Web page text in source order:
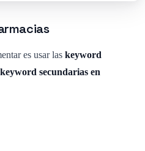
es usar las keyword
keyword secundarias en